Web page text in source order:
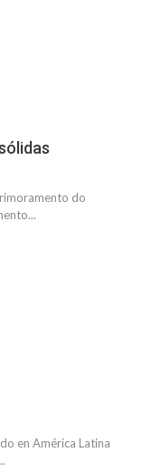
do
en América Latina